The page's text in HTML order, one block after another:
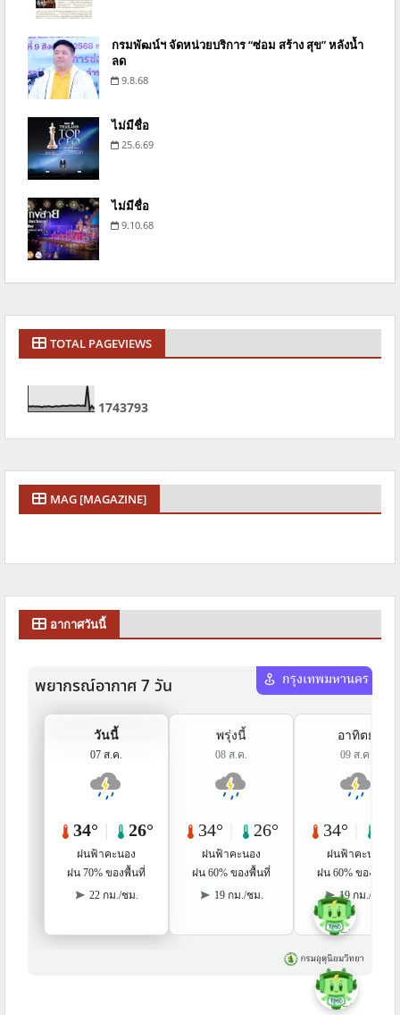
กรมพัฒน์ฯ จัดหน่วยบริการ “ซ่อม สร้าง สุข” หลังน้ำ
ลด
9.8.68
ไม่มีชื่อ
25.6.69
ไม่มีชื่อ
9.10.68
TOTAL PAGEVIEWS
1743793
MAG [MAGAZINE]
อากาศวันนี้